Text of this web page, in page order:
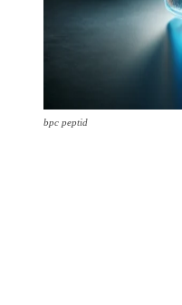
bpc peptid